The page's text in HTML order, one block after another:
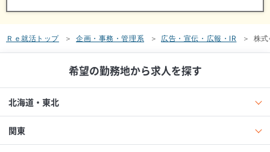
Ｒｅ就活トップ 企画・事務・管理系 広告・宣伝・広報・IR 株
希望の勤務地から求人を探す
北海道・東北
関東